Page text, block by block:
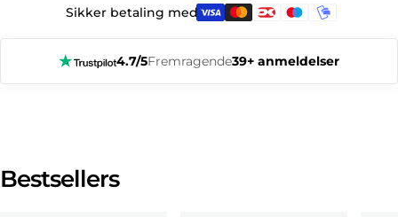
Sikker betaling med:
4.7/5Fremragende39+ anmeldelser
Bestsellers